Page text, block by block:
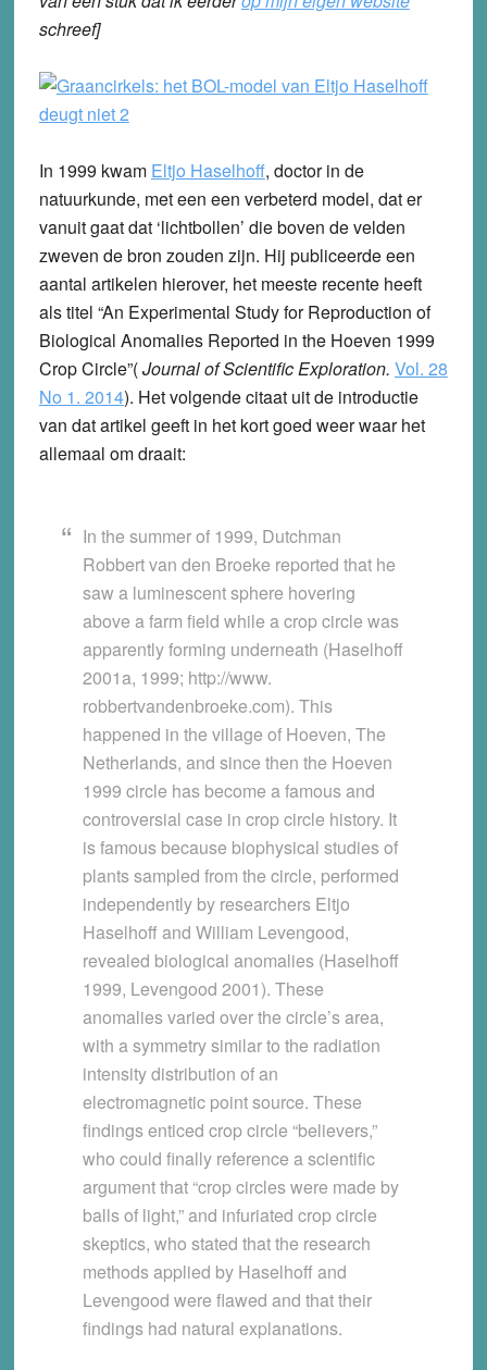
schreef]
In 1999 kwam Eltjo Haselhoff, doctor in de
natuurkunde, met een een verbeterd model, dat er
vanuit gaat dat ‘lichtbollen’ die boven de velden
zweven de bron zouden zijn. Hij publiceerde een
aantal artikelen hierover, het meeste recente heeft
als titel “An Experimental Study for Reproduction of
Biological Anomalies Reported in the Hoeven 1999
Crop Circle”(Journal of Scientific Exploration. Vol. 28
No 1. 2014). Het volgende citaat uit de introductie
van dat artikel geeft in het kort goed weer waar het
allemaal om draait:
In the summer of 1999, Dutchman
Robbert van den Broeke reported that he
saw a luminescent sphere hovering
above a farm field while a crop circle was
apparently forming underneath (Haselhoff
2001a, 1999; http://www.
robbertvandenbroeke.com). This
happened in the village of Hoeven, The
Netherlands, and since then the Hoeven
1999 circle has become a famous and
controversial case in crop circle history. It
is famous because biophysical studies of
plants sampled from the circle, performed
independently by researchers Eltjo
Haselhoff and William Levengood,
revealed biological anomalies (Haselhoff
1999, Levengood 2001). These
anomalies varied over the circle’s area,
with a symmetry similar to the radiation
intensity distribution of an
electromagnetic point source. These
findings enticed crop circle “believers,”
who could finally reference a scientific
argument that “crop circles were made by
balls of light,” and infuriated crop circle
skeptics, who stated that the research
methods applied by Haselhoff and
Levengood were flawed and that their
findings had natural explanations.